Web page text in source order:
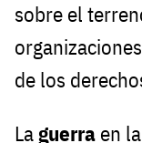
sobre el
de los
Laguerra en